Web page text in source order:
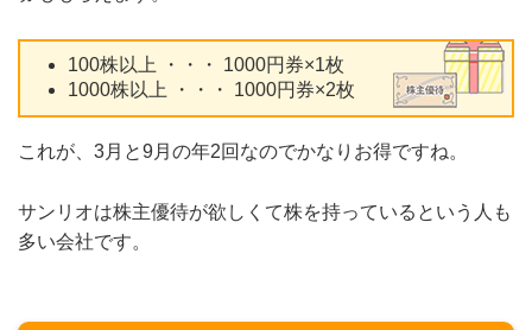
100株以上 ・・・ 1000円券×1枚
1000株以上 ・・・ 1000円券×2枚
これが、3月と9月の年2回なのでかなりお得ですね。
サンリオは株主優待が欲しくて株を持っているという人も
多い会社です。